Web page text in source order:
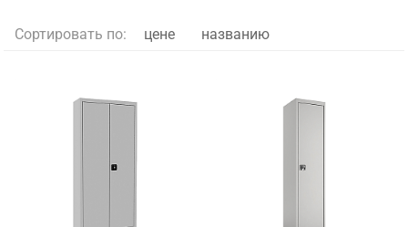
Сортировать по: цене названию